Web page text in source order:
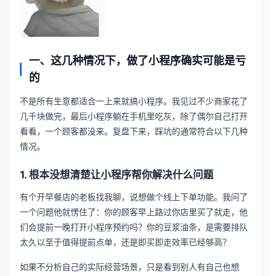
一、这几种情况下，做了小程序确实可能是亏
的
不是所有生意都适合一上来就搞小程序。我见过不少商家花了
几千块做完，最后小程序躺在手机里吃灰，除了偶尔自己打开
看看，一个顾客都没来。复盘下来，踩坑的通常符合以下几种
情况。
1. 根本没想清楚让小程序帮你解决什么问题
有个开早餐店的老板找我聊，说想做个线上下单功能。我问了
一个问题他就愣住了：你的顾客早上路过你店里买了就走，他
们会提前一晚打开小程序预约吗？你的豆浆油条，是需要排队
太久以至于值得提前点单，还是即买即走效率已经够高？
如果不分析自己的实际经营场景，只是看到别人有自己也想